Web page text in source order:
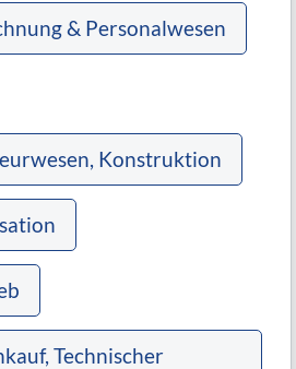
& Personalwesen
Konstruktion
Technischer